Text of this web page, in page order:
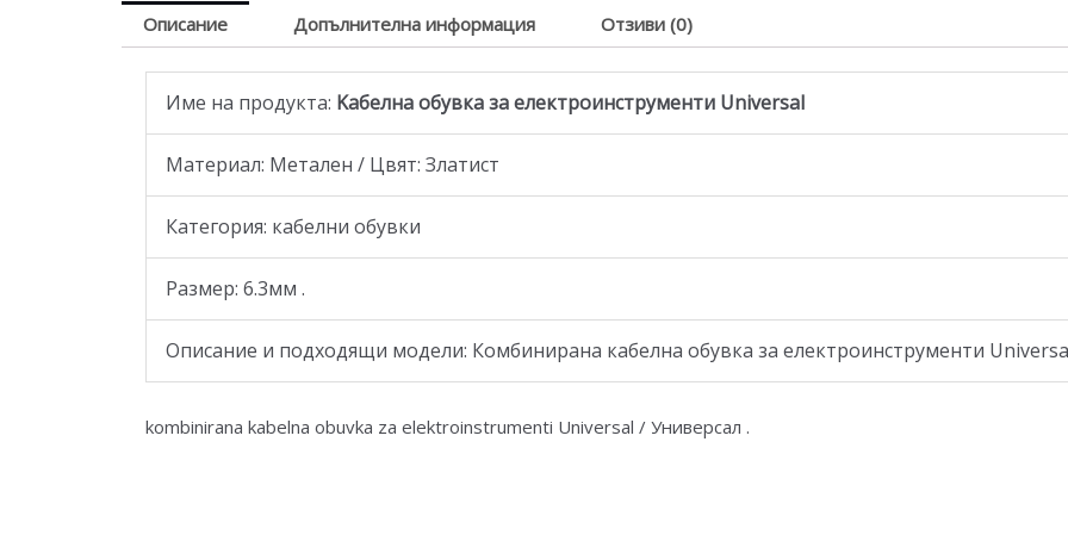
Описание Допълнителна информация Отзиви (0)
Име на продукта: Kабелна обувка за електроинструменти Universal
Материал: Метален / Цвят: Златист
Категория: кабелни обувки
Размер: 6.3мм .
Описание и подходящи модели: Комбинирана кабелна обувка за електроинструменти
kombinirana kabelna obuvka za elektroinstrumenti Universal / Универсал .